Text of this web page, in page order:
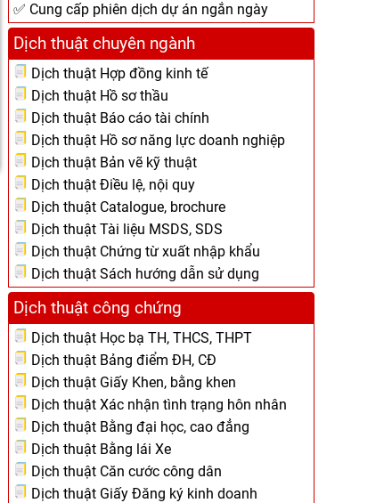
✅ Cung cấp phiên dịch dự án ngắn ngày
Dịch thuật chuyên ngành
Dịch thuật Hợp đồng kinh tế
Dịch thuật Hồ sơ thầu
Dịch thuật Báo cáo tài chính
Dịch thuật Hồ sơ năng lực doanh nghiệp
Dịch thuật Bản vẽ kỹ thuật
Dịch thuật Điều lệ, nội quy
Dịch thuật Catalogue, brochure
Dịch thuật Tài liệu MSDS, SDS
Dịch thuật Chứng từ xuất nhập khẩu
Dịch thuật Sách hướng dẫn sử dụng
Dịch thuật công chứng
Dịch thuật Học bạ TH, THCS, THPT
Dịch thuật Bảng điểm ĐH, CĐ
Dịch thuật Giấy Khen, bằng khen
Dịch thuật Xác nhận tình trạng hôn nhân
Dịch thuật Bằng đại học, cao đẳng
Dịch thuật Bằng lái Xe
Dịch thuật Căn cước công dân
Dịch thuật Giấy Đăng ký kinh doanh